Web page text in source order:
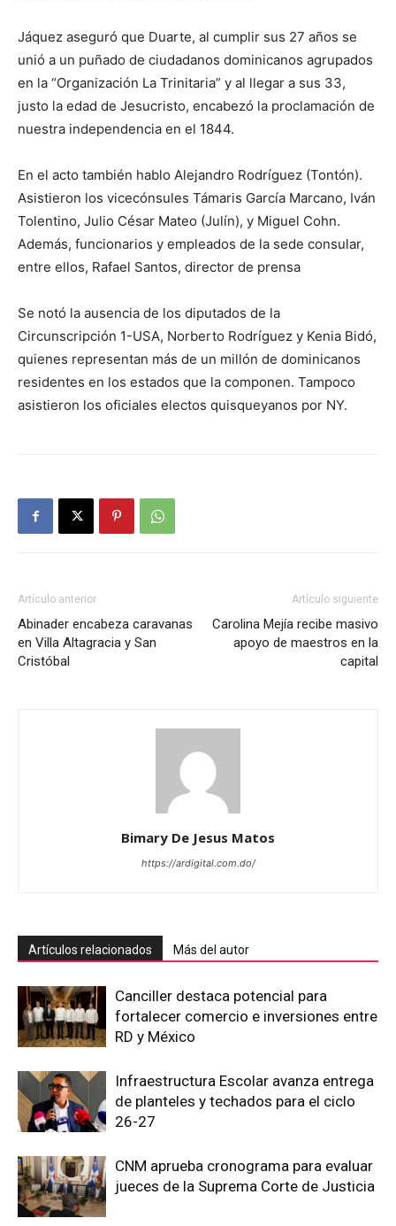
Jáquez aseguró que Duarte, al cumplir sus 27 años se
unió a un puñado de ciudadanos dominicanos agrupados
en la “Organización La Trinitaria” y al llegar a sus 33,
justo la edad de Jesucristo, encabezó la proclamación de
nuestra independencia en el 1844.
En el acto también hablo Alejandro Rodríguez (Tontón).
Asistieron los vicecónsules Támaris García Marcano, Iván
Tolentino, Julio César Mateo (Julín), y Miguel Cohn.
Además, funcionarios y empleados de la sede consular,
entre ellos, Rafael Santos, director de prensa
Se notó la ausencia de los diputados de la
Circunscripción 1-USA, Norberto Rodríguez y Kenia Bidó,
quienes representan más de un millón de dominicanos
residentes en los estados que la componen. Tampoco
asistieron los oficiales electos quisqueyanos por NY.
Artículo anterior
Abinader encabeza caravanas
en Villa Altagracia y San
Cristóbal
Artículo siguiente
Carolina Mejía recibe masivo
apoyo de maestros en la
capital
Bimary De Jesus Matos
https://ardigital.com.do/
Artículos relacionados Más del autor
Canciller destaca potencial para
fortalecer comercio e inversiones entre
RD y México
Infraestructura Escolar avanza entrega
de planteles y techados para el ciclo
26-27
CNM aprueba cronograma para evaluar
jueces de la Suprema Corte de Justicia